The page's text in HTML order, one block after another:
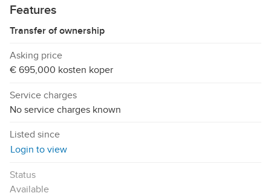
Features
Transfer of ownership
Asking price
€ 695,000 kosten koper
Service charges
No service charges known
Listed since
Login to view
Status
Available